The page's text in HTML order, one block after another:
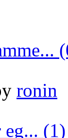
ronin
eg... (1)